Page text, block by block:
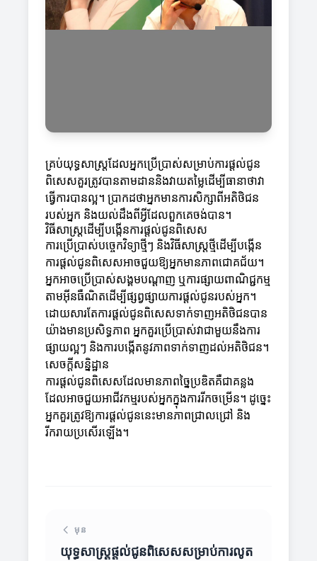
គ្រប់យុទ្ធសាស្ត្រដែលអ្នកប្រើប្រាស់សម្រាប់ការផ្តល់ជូន
ពិសេសគួរត្រូវបានតាមដាននិងវាយតម្លៃដើម្បីធានាថាវា
ធ្វើការបានល្អ។ ប្រាកដថាអ្នកមានការសិក្សាពីអតិថិជន
របស់អ្នក និងយល់ដឹងពីអ្វីដែលពួកគេចង់បាន។
វិធីសាស្ត្រដើម្បីបង្កើនការផ្តល់ជូនពិសេស
ការប្រើប្រាស់បច្ចេកវិទ្យាថ្មីៗ និងវិធីសាស្ត្រថ្មីដើម្បីបង្កើន
ការផ្តល់ជូនពិសេសអាចជួយឱ្យអ្នកមានភាពជោគជ័យ។
អ្នកអាចប្រើប្រាស់សង្គមបណ្តាញ ឬការផ្សាយពាណិជ្ជកម្ម
តាមអ៊ីនធឺណិតដើម្បីផ្សព្វផ្សាយការផ្តល់ជូនរបស់អ្នក។
ដោយសារតែការផ្តល់ជូនពិសេសទាក់ទាញអតិថិជនបាន
យ៉ាងមានប្រសិទ្ធភាព អ្នកគួរប្រើប្រាស់វាជាមួយនឹងការ
ផ្សាយល្អៗ និងការបង្កើតនូវភាពទាក់ទាញដល់អតិថិជន។
សេចក្តីសន្និដ្ឋាន
ការផ្តល់ជូនពិសេសដែលមានភាពច្នៃប្រឌិតគឺជាគន្លង
ដែលអាចជួយអាជីវកម្មរបស់អ្នកក្នុងការរីកចម្រើន។ ដូច្នេះ
អ្នកគួរត្រូវឱ្យការផ្តល់ជូននេះមានភាពជ្រាលជ្រៅ និង
រីករាយប្រសើរឡើង។
មុន
យុទ្ធសាស្ត្រផ្តល់ជូនពិសេសសម្រាប់ការលូត